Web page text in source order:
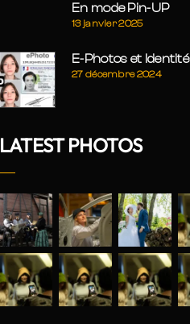
En mode Pin-UP
13 janvier 2025
E-Photos et Identité
27 décembre 2024
LATEST PHOTOS